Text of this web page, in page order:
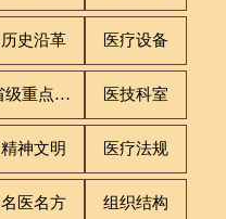
历史沿革 医疗设备
省级重点专科 医技科室
精神文明 医疗法规
名医名方 组织结构